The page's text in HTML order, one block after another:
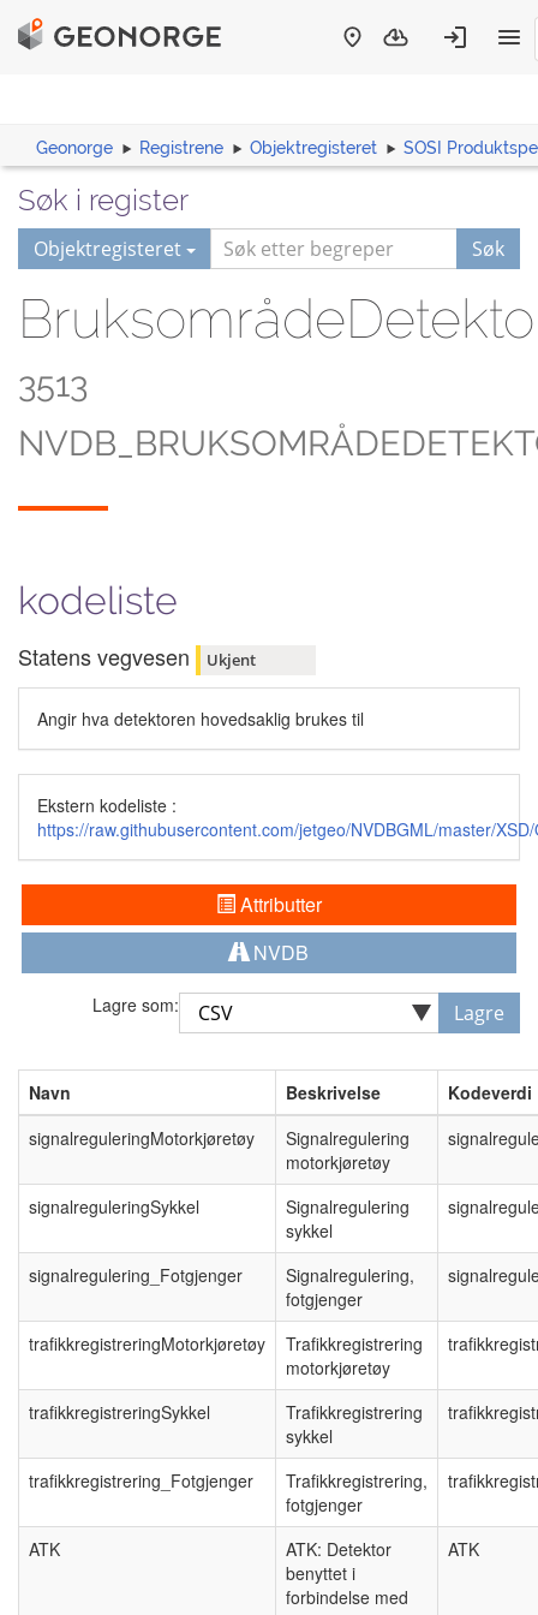
Geonorge Registrene Objektregisteret SOSI
Søk i register
Objektregisteret Søk
3513
kodeliste
Statens vegvesen Ukjent
Angir hva detektoren hovedsaklig brukes til
Ekstern kodeliste :
https://raw.githubusercontent.com/jetgeo/NVDBGML/master/
Attributter
NVDB
Lagre som: Lagre
Navn Beskrivelse
Kodeverdi
signalreguleringMotorkjøretøy
Signalregulering
motorkjøretøy
signalreguleringSykkel
Signalregulering
sykkel
signalregulering_Fotgjenger
Signalregulering,
fotgjenger
trafikkregistreringMotorkjøretøy
Trafikkregistrering
motorkjøretøy
trafikkregistreringSykkel
Trafikkregistrering
sykkel
trafikkregistrering_Fotgjenger
Trafikkregistrering,
fotgjenger
ATK
ATK: Detektor
benyttet i
forbindelse med
ATK